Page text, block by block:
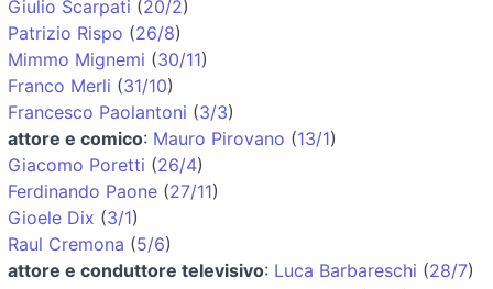
Giulio Scarpati (20/2)
Patrizio Rispo (26/8)
Mimmo Mignemi (30/11)
Franco Merli (31/10)
Francesco Paolantoni (3/3)
attore e comico: Mauro Pirovano (13/1)
Giacomo Poretti (26/4)
Ferdinando Paone (27/11)
Gioele Dix (3/1)
Raul Cremona (5/6)
attore e conduttore televisivo: Luca Barbareschi (28/7)